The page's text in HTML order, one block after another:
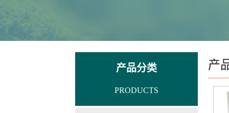
产品分类
PRODUCTS
产